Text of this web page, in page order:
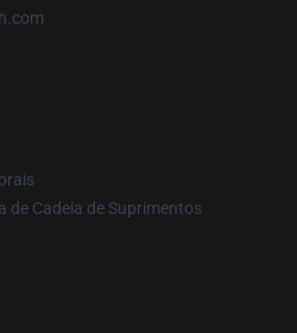
de Cadeia de Suprimentos